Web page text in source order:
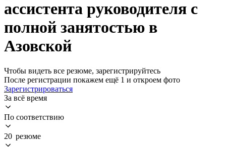
ассистента руководителя с
полной занятостью в
Азовской
Чтобы видеть все резюме, зарегистрируйтесь
После регистрации покажем ещё 1 и откроем фото
Зарегистрироваться
За всё время
По соответствию
20 резюме